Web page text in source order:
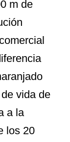
m de
vida de
a la
los 20